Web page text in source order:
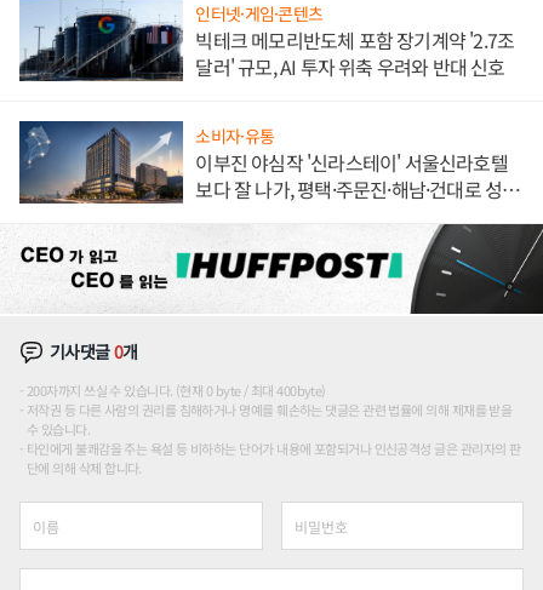
인터넷·게임·콘텐츠
빅테크 메모리반도체 포함 장기계약 '2.7조
달러' 규모, AI 투자 위축 우려와 반대 신호
소비자·유통
이부진 야심작 '신라스테이' 서울신라호텔
보다 잘 나가, 평택·주문진·해남·건대로 성
기사댓글0개
200자까지 쓰실 수 있습니다. (현재 0 byte / 최대 400byte)
저작권 등 다른 사람의 권리를 침해하거나 명예를 훼손하는 댓글은 관련 법률에 의해 제재를 받을
수 있습니다.
타인에게 불쾌감을 주는 욕설 등 비하하는 단어가 내용에 포함되거나 인신공격성 글은 관리자의 판
단에 의해 삭제 합니다.